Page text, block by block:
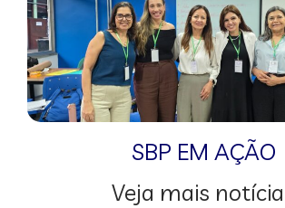
SBP EM AÇÃO
Veja mais